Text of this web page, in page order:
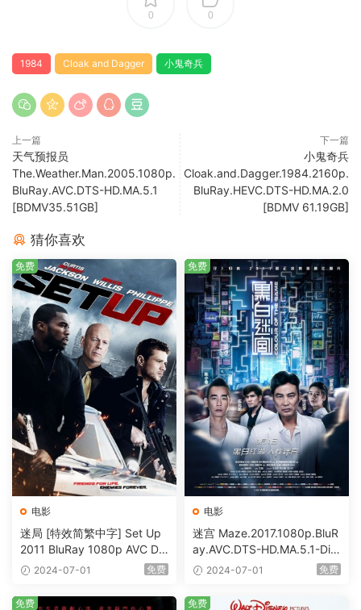
0 0
1984 Cloak and Dagger 小鬼奇兵
上一篇
天气预报员
The.Weather.Man.2005.1080p.
BluRay.AVC.DTS-HD.MA.5.1
[BDMV35.51GB]
下一篇
小鬼奇兵
Cloak.and.Dagger.1984.2160p.
BluRay.HEVC.DTS-HD.MA.2.0
[BDMV 61.19GB]
猜你喜欢
电影
迷局 [特效简繁中字] Set Up
2011 BluRay 1080p AVC DT
S-HD MA5.1-shhaclm@CHD
2024-07-01 免费
免费
电影
迷宫 Maze.2017.1080p.BluR
ay.AVC.DTS-HD.MA.5.1-DiY
@HDHome [BDISO 19.7GB]
2024-07-01 免费
免费
免费 免费